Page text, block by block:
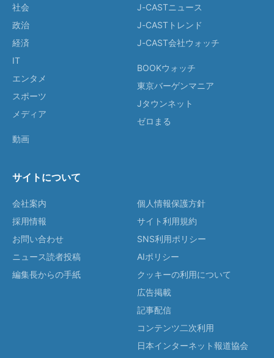
社会
政治
経済
IT
エンタメ
スポーツ
メディア
動画
J-CASTニュース
J-CASTトレンド
J-CAST会社ウォッチ
BOOKウォッチ
東京バーゲンマニア
Jタウンネット
ゼロまる
サイトについて
会社案内
採用情報
お問い合わせ
ニュース読者投稿
編集長からの手紙
個人情報保護方針
サイト利用規約
SNS利用ポリシー
AIポリシー
クッキーの利用について
広告掲載
記事配信
コンテンツ二次利用
日本インターネット報道協会